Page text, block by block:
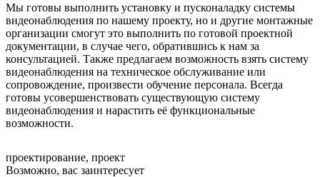
Мы готовы выполнить установку и пусконаладку системы
видеонаблюдения по нашему проекту, но и другие монтажные
организации смогут это выполнить по готовой проектной
документации, в случае чего, обратившись к нам за
консультацией. Также предлагаем возможность взять систему
видеонаблюдения на техническое обслуживание или
сопровождение, произвести обучение персонала. Всегда
готовы усовершенствовать существующую систему
видеонаблюдения и нарастить её функциональные
возможности.
проектирование, проект
Возможно, вас заинтересует